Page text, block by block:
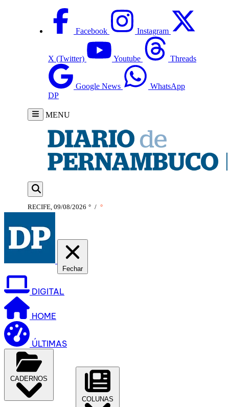
Facebook Instagram
X (Twitter) Youtube Threads
Google News
WhatsApp
DP
MENU
RECIFE, 09/08/2026 ° / °
Fechar
DIGITAL
HOME
ÚLTIMAS
CADERNOS
COLUNAS